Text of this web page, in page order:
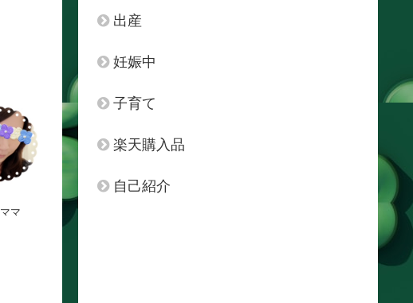
マ
出産
妊娠中
子育て
楽天購入品
自己紹介